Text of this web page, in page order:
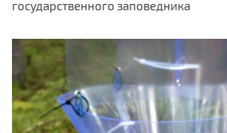
государственного заповедника